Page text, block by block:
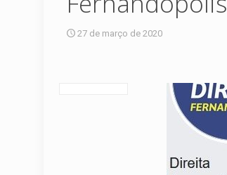
27 de março de 2020